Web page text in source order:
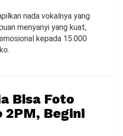
nada vokalnya yang
menyanyi yang kuat,
kepada 15.000
Bisa Foto
2PM, Begini